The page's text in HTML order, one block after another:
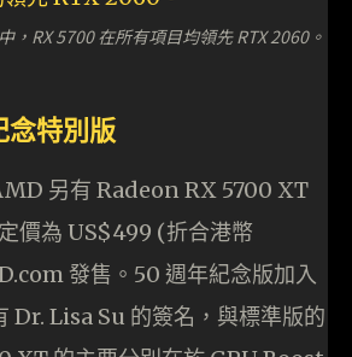
，RX 5700 在所有項目均領先 RTX 2060。
念特別版
另有 Radeon RX 5700 XT
價為 US$499 (折合港幣
發售。50 週年紀念版加入
Dr. Lisa Su 的簽名，與標準版的